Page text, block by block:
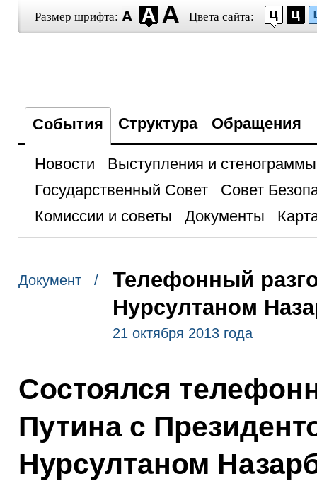
Размер шрифта: Цвета сайта:
События Структура Обращения
Новости
Выступления и стенограммы
Государственный Совет
Совет
Комиссии и советы
Документы
Документ /
Телефонный
Нурсултаном
21 октября 2013 года
Состоялся
Путина с
Нурсултаном